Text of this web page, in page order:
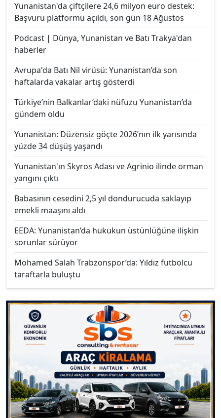
Yunanistan'da çiftçilere 24,6 milyon euro destek:
Başvuru platformu açıldı, son gün 18 Ağustos
Podcast | Dünya, Yunanistan ve Batı Trakya'dan
haberler
Avrupa'da Batı Nil virüsü: Yunanistan’da son
haftalarda vakalar artış gösterdi
Türkiye’nin Balkanlar’daki nüfuzu Yunanistan’da
gündem oldu
Yunanistan: Düzensiz göçte 2026’nın ilk yarısında
yüzde 34 düşüş yaşandı
Yunanistan'ın Skyros Adası ve Agrinio ilinde orman
yangını çıktı
Babasının cesedini 2,5 yıl dondurucuda saklayıp
emekli maaşını aldı
EEDA: Yunanistan’da hukukun üstünlüğüne ilişkin
sorunlar sürüyor
Mohamed Salah Trabzonspor’da: Yıldız futbolcu
taraftarla buluştu